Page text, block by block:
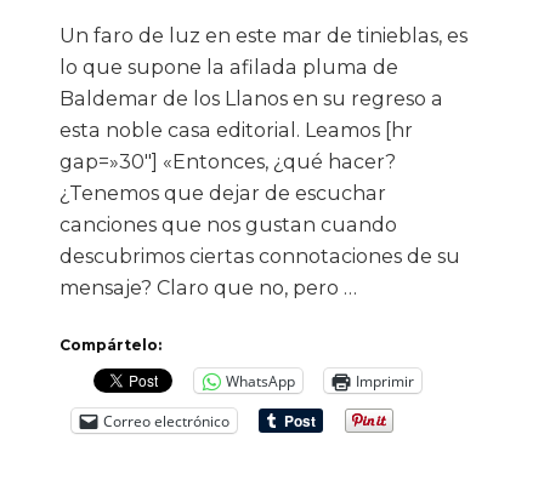
Un faro de luz en este mar de tinieblas, es
lo que supone la afilada pluma de
Baldemar de los Llanos en su regreso a
esta noble casa editorial. Leamos [hr
gap=»30″] «Entonces, ¿qué hacer?
¿Tenemos que dejar de escuchar
canciones que nos gustan cuando
descubrimos ciertas connotaciones de su
mensaje? Claro que no, pero …
Compártelo:
WhatsApp
Imprimir
Correo electrónico